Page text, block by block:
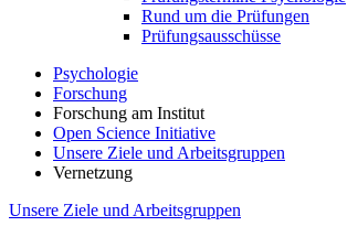
Rund um die Prüfungen
Prüfungsausschüsse
Psychologie
Forschung
Forschung am Institut
Open Science Initiative
Unsere Ziele und Arbeitsgruppen
Vernetzung
Unsere Ziele und Arbeitsgruppen